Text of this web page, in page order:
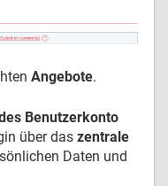
Angebote.
Benutzerkonto
über das zentrale
Daten und